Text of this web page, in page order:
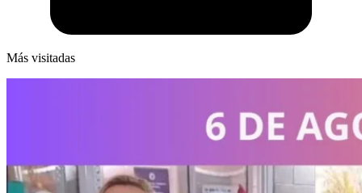
Más visitadas